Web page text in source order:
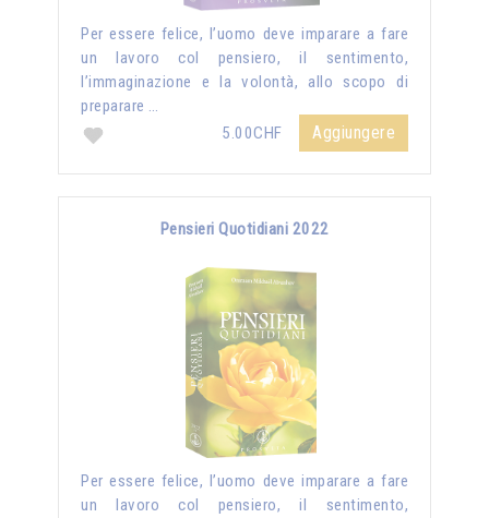
Per essere felice, l’uomo deve imparare a fare
un lavoro col pensiero, il sentimento,
l’immaginazione e la volontà, allo scopo di
preparare …
5.00CHF
Aggiungere
Pensieri Quotidiani 2022
Per essere felice, l’uomo deve imparare a fare
un lavoro col pensiero, il sentimento,